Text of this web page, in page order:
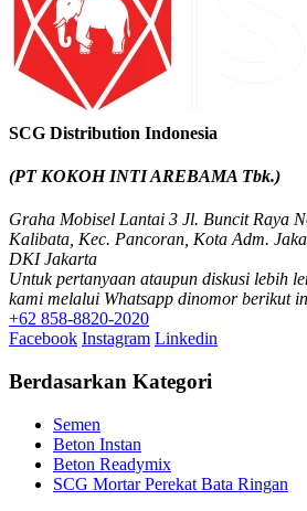
SCG Distribution Indonesia
(PT KOKOH INTI AREBAMA Tbk.)
Graha Mobisel Lantai 3 Jl. Buncit Raya
Kalibata, Kec. Pancoran, Kota Adm.
DKI Jakarta
Untuk pertanyaan ataupun diskusi lebih
kami melalui Whatsapp dinomor berikut
+62 858-8820-2020
Facebook Instagram Linkedin
Berdasarkan Kategori
Semen
Beton Instan
Beton Readymix
SCG Mortar Perekat Bata Ringan